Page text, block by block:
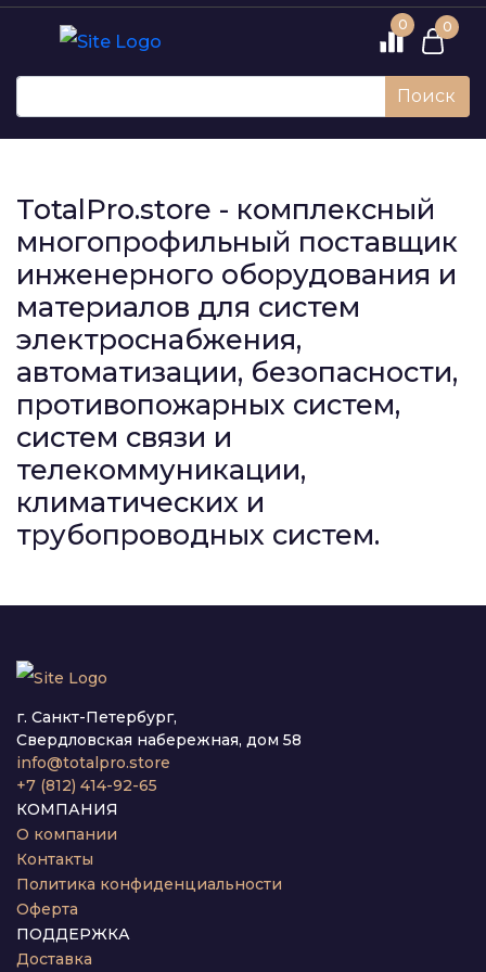
0 0
Поиск
TotalPro.store - комплексный
многопрофильный поставщик
инженерного оборудования и
материалов для систем
электроснабжения,
автоматизации, безопасности,
противопожарных систем,
систем связи и
телекоммуникации,
климатических и
трубопроводных систем.
г. Санкт-Петербург,
Свердловская набережная, дом 58
info@totalpro.store
+7 (812) 414-92-65
КОМПАНИЯ
О компании
Контакты
Политика конфиденциальности
Оферта
ПОДДЕРЖКА
Доставка